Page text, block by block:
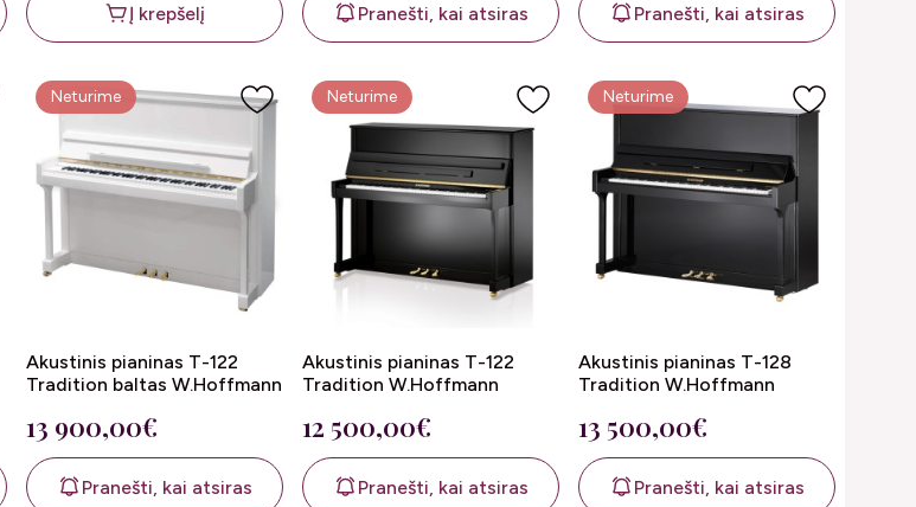
Į krepšelį Pranešti, kai atsiras Pranešti, kai atsiras
Neturime
Akustinis pianinas T-122
Tradition baltas W.Hoffmann
13 900,00€
Pranešti, kai atsiras
Neturime
Akustinis pianinas T-122
Tradition W.Hoffmann
12 500,00€
Pranešti, kai atsiras
Neturime
Akustinis pianinas T-128
Tradition W.Hoffmann
13 500,00€
Pranešti, kai atsiras